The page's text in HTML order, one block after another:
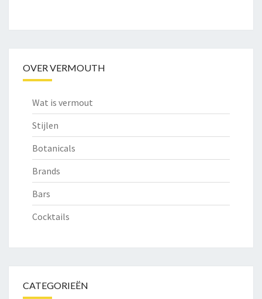
OVER VERMOUTH
Wat is vermout
Stijlen
Botanicals
Brands
Bars
Cocktails
CATEGORIEËN